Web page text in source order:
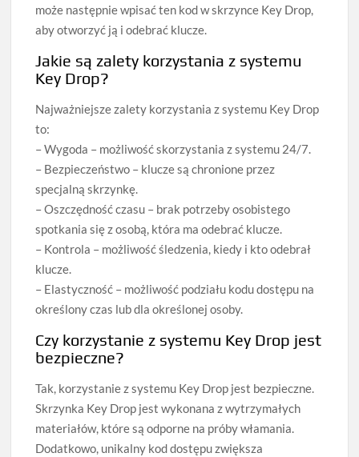
może następnie wpisać ten kod w skrzynce Key Drop,
aby otworzyć ją i odebrać klucze.
Jakie są zalety korzystania z systemu
Key Drop?
Najważniejsze zalety korzystania z systemu Key Drop
to:
– Wygoda – możliwość skorzystania z systemu 24/7.
– Bezpieczeństwo – klucze są chronione przez
specjalną skrzynkę.
– Oszczędność czasu – brak potrzeby osobistego
spotkania się z osobą, która ma odebrać klucze.
– Kontrola – możliwość śledzenia, kiedy i kto odebrał
klucze.
– Elastyczność – możliwość podziału kodu dostępu na
określony czas lub dla określonej osoby.
Czy korzystanie z systemu Key Drop jest
bezpieczne?
Tak, korzystanie z systemu Key Drop jest bezpieczne.
Skrzynka Key Drop jest wykonana z wytrzymałych
materiałów, które są odporne na próby włamania.
Dodatkowo, unikalny kod dostępu zwiększa